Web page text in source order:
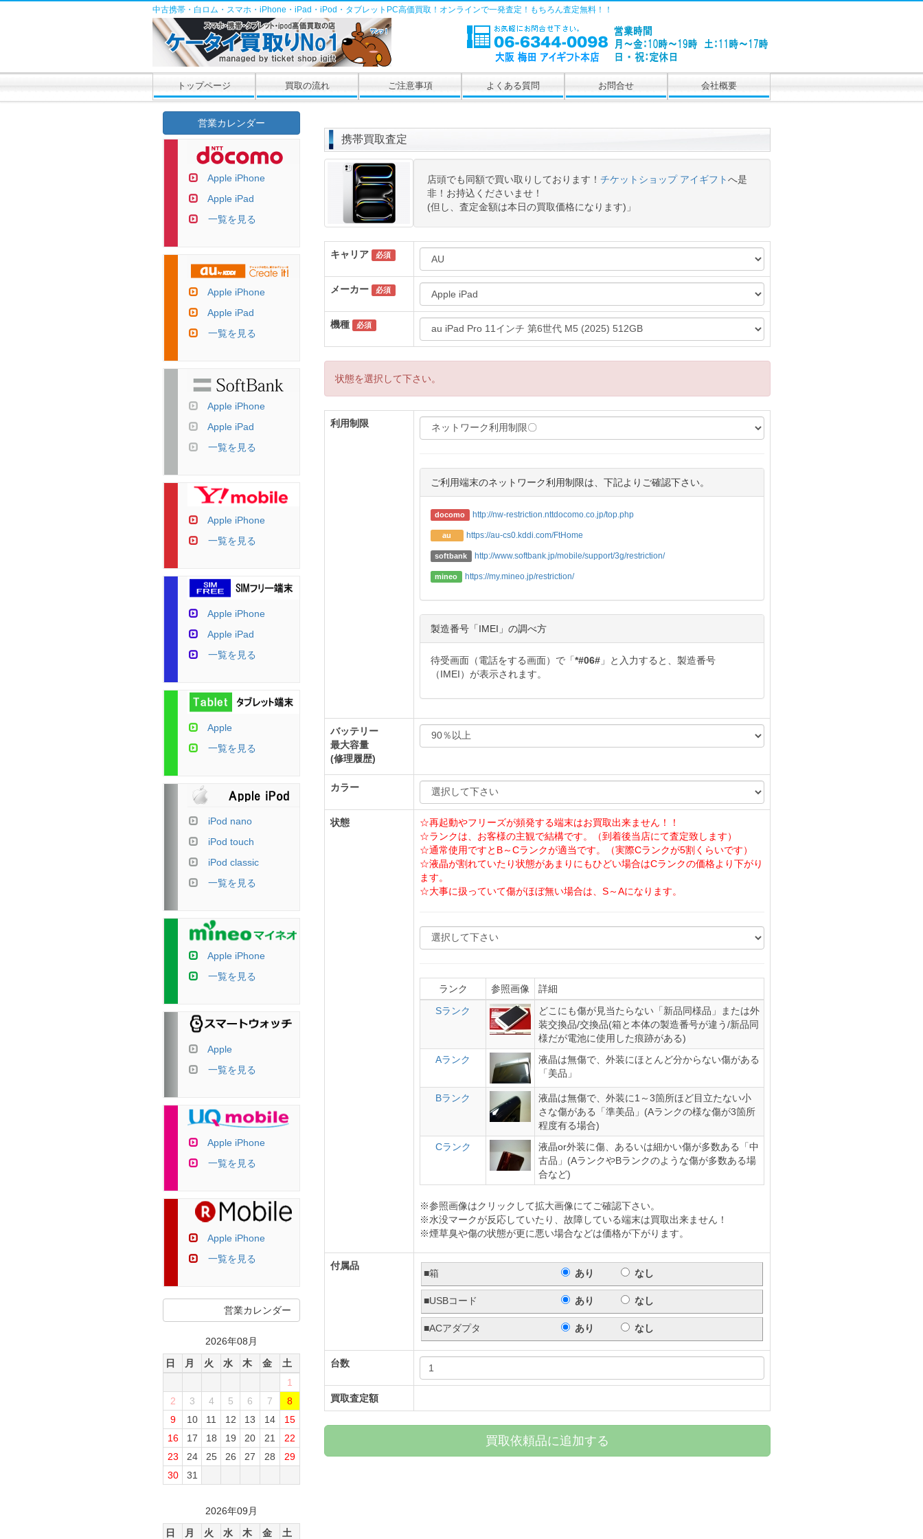
中古携帯・白ロム・スマホ・iPhone・iPad・iPod・タブレットPC高価買取！オンラインで一発査定！もちろん査定無料！！
トップページ 買取の流れ ご注意事項 よくある質問 お問合せ 会社概要
携帯買取査定
店頭でも同額で買い取りしております！ チケットショップ アイギフトへ是
非！お持込くださいませ！
(但し、査定金額は本日の買取価格になります)」
キャリア 必須
メーカー 必須
機種 必須
状態を選択して下さい。
利用制限
ご利用端末のネットワーク利用制限は、下記よりご確認下さい。
docomo http://nw-restriction.nttdocomo.co.jp/top.php
au https://au-cs0.kddi.com/FtHome
softbank http://www.softbank.jp/mobile/support/3g/restriction/
mineo https://my.mineo.jp/restriction/
製造番号「IMEI」の調べ方
待受画面（電話をする画面）で「*#06# 」と入力すると、製造番号
（IMEI）が表示されます。
バッテリー
最大容量
(修理履歴)
カラー
状態
☆再起動やフリーズが頻発する端末はお買取出来ません！！
☆ランクは、お客様の主観で結構です。（到着後当店にて査定致します）
☆通常使用ですとB～Cランクが適当です。（実際Cランクが5割くらいです）
☆液晶が割れていたり状態があまりにもひどい場合はCランクの価格より下がり
ます。
☆大事に扱っていて傷がほぼ無い場合は、S～Aになります。
ランク 参照画像
詳細
Sランク
どこにも傷が見当たらない「新品同様品」または外
装交換品/交換品(箱と本体の製造番号が違う/新品同
様だが電池に使用した痕跡がある)
Aランク
液晶は無傷で、外装にほとんど分からない傷がある
「美品」
Bランク
液晶は無傷で、外装に1～3箇所ほど目立たない小
さな傷がある「準美品」(Aランクの様な傷が3箇所
程度有る場合)
Cランク
液晶or外装に傷、あるいは細かい傷が多数ある「中
古品」(AランクやBランクのような傷が多数ある場
合など)
※参照画像はクリックして拡大画像にてご確認下さい。
※水没マークが反応していたり、故障している端末は買取出来ません！
※煙草臭や傷の状態が更に悪い場合などは価格が下がります。
付属品
■箱 あり なし
■USBコード あり なし
■ACアダプタ あり なし
台数
買取査定額
買取依頼品に追加する
営業カレンダー
Apple iPhone
Apple iPad
一覧を見る
Apple iPhone
Apple iPad
一覧を見る
Apple iPhone
Apple iPad
一覧を見る
Apple iPhone
一覧を見る
Apple iPhone
Apple iPad
一覧を見る
Apple
一覧を見る
iPod nano
iPod touch
iPod classic
一覧を見る
Apple iPhone
一覧を見る
Apple
一覧を見る
Apple iPhone
一覧を見る
Apple iPhone
一覧を見る
営業カレンダー
2026年08月
日
月 火 水 木 金
土
1
2
3 4 5 6 7
8
9
10 11 12 13 14
15
16
17 18 19 20 21
22
23
24 25 26 27 28
29
30
31
2026年09月
日
月 火 水 木 金 土